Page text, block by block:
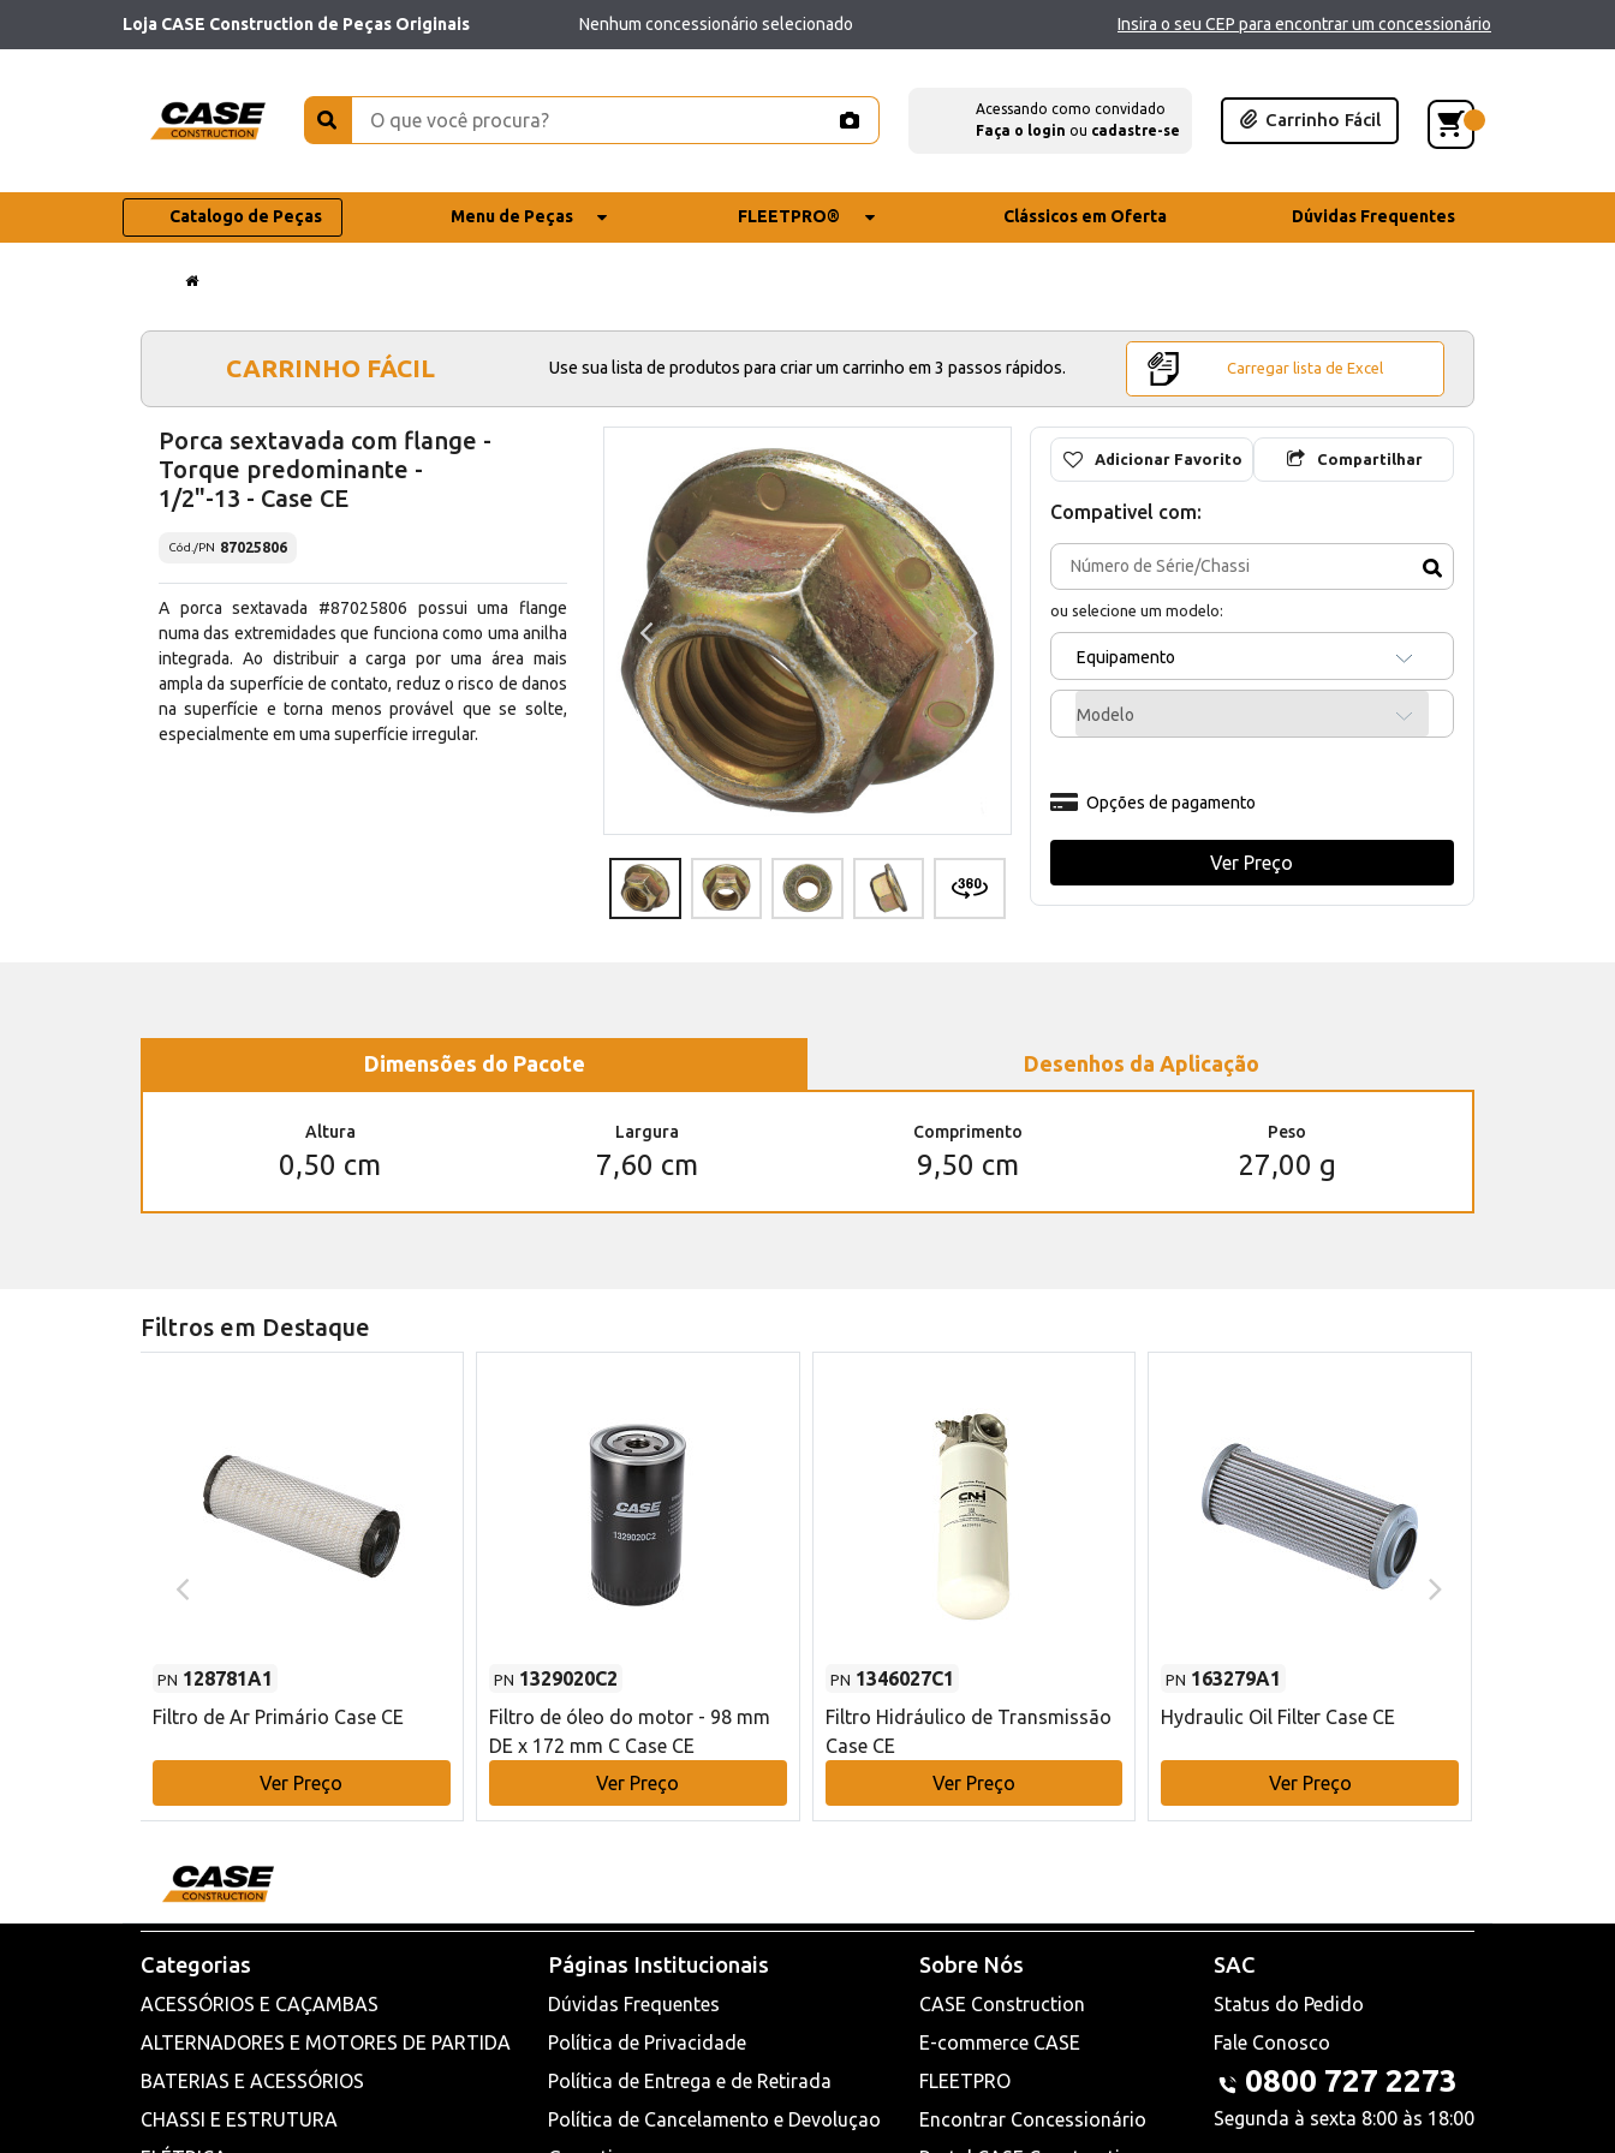
Loja CASE Construction de Peças Originais Nenhum concessionário selecionado Insira o seu CEP para encontrar um concessionário
Acessando como convidado
Faça o login ou cadastre-se
Carrinho Fácil
Catalogo de Peças Menu de Peças FLEETPRO® Clássicos em Oferta Dúvidas Frequentes
CARRINHO FÁCIL Use sua lista de produtos para criar um carrinho em 3 passos rápidos. Carregar lista de Excel
Porca sextavada com flange -
Torque predominante -
1/2"-13 - Case CE
Cód./PN 87025806
A porca sextavada #87025806 possui uma flange
numa das extremidades que funciona como uma anilha
integrada. Ao distribuir a carga por uma área mais
ampla da superfície de contato, reduz o risco de danos
na superfície e torna menos provável que se solte,
especialmente em uma superfície irregular.
Adicionar Favorito Compartilhar
Compativel com:
ou selecione um modelo:
Equipamento
Modelo
Opções de pagamento
Ver Preço
Dimensões do Pacote Desenhos da Aplicação
Altura
0,50 cm
Largura
7,60 cm
Comprimento
9,50 cm
Peso
27,00 g
Filtros em Destaque
PN 128781A1
Filtro de Ar Primário Case CE
Ver Preço
PN 1329020C2
Filtro de óleo do motor - 98 mm
DE x 172 mm C Case CE
Ver Preço
PN 1346027C1
Filtro Hidráulico de Transmissão
Case CE
Ver Preço
PN 163279A1
Hydraulic Oil Filter Case CE
Ver Preço
Categorias
ACESSÓRIOS E CAÇAMBAS
ALTERNADORES E MOTORES DE PARTIDA
BATERIAS E ACESSÓRIOS
CHASSI E ESTRUTURA
Páginas Institucionais
Dúvidas Frequentes
Política de Privacidade
Política de Entrega e de Retirada
Política de Cancelamento e Devoluçao
Sobre Nós
CASE Construction
E-commerce CASE
FLEETPRO
Encontrar Concessionário
SAC
Status do Pedido
Fale Conosco
0800 727 2273
Segunda à sexta 8:00 às 18:00